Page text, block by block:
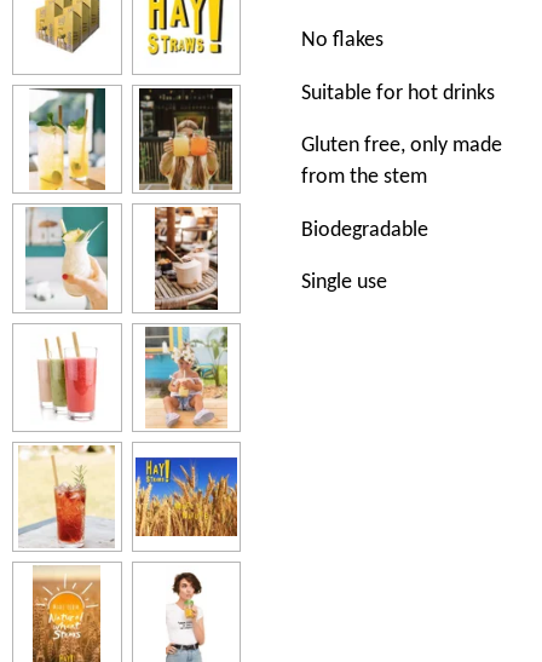
No flakes
Suitable for hot drinks
Gluten free, only made
from the stem
Biodegradable
Single use